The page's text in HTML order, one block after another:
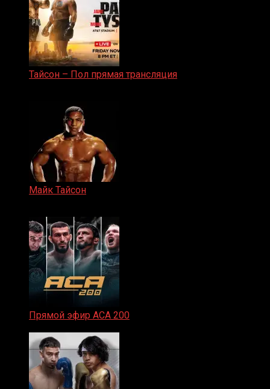
Тайсон – Пол прямая трансляция
Майк Тайсон
Прямой эфир ACA 200